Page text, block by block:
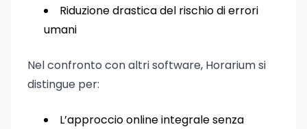
Riduzione drastica del rischio di errori
umani
Nel confronto con altri software, Horarium si
distingue per:
L’approccio online integrale senza